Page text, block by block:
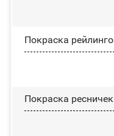
Покраска
Покраска